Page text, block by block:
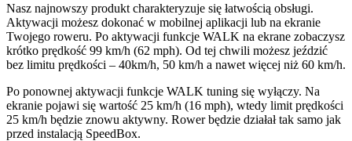
Nasz najnowszy produkt charakteryzuje się łatwością obsługi.
Aktywacji możesz dokonać w mobilnej aplikacji lub na ekranie
Twojego roweru. Po aktywacji funkcje WALK na ekrane zobaczysz
krótko prędkość 99 km/h (62 mph). Od tej chwili możesz jeździć
bez limitu prędkości – 40km/h, 50 km/h a nawet więcej niż 60 km/h.
Po ponownej aktywacji funkcje WALK tuning się wyłączy. Na
ekranie pojawi się wartość 25 km/h (16 mph), wtedy limit prędkości
25 km/h będzie znowu aktywny. Rower będzie działał tak samo jak
przed instalacją SpeedBox.